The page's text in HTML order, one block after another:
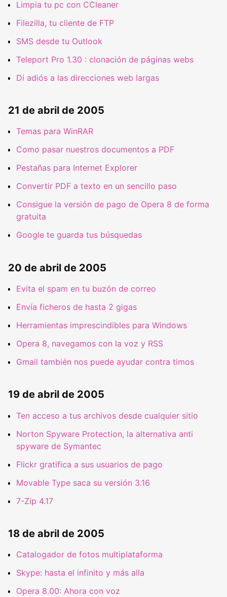
Limpia tu pc con CCleaner
Filezilla, tu cliente de FTP
SMS desde tu Outlook
Teleport Pro 1.30 : clonación de páginas webs
Di adiós a las direcciones web largas
21 de abril de 2005
Temas para WinRAR
Como pasar nuestros documentos a PDF
Pestañas para Internet Explorer
Convertir PDF a texto en un sencillo paso
Consigue la versión de pago de Opera 8 de forma
gratuita
Google te guarda tus búsquedas
20 de abril de 2005
Evita el spam en tu buzón de correo
Envía ficheros de hasta 2 gigas
Herramientas imprescindibles para Windows
Opera 8, navegamos con la voz y RSS
Gmail también nos puede ayudar contra timos
19 de abril de 2005
Ten acceso a tus archivos desde cualquier sitio
Norton Spyware Protection, la alternativa anti
spyware de Symantec
Flickr gratifica a sus usuarios de pago
Movable Type saca su versión 3.16
7-Zip 4.17
18 de abril de 2005
Catalogador de fotos multiplataforma
Skype: hasta el infinito y más alla
Opera 8.00: Ahora con voz